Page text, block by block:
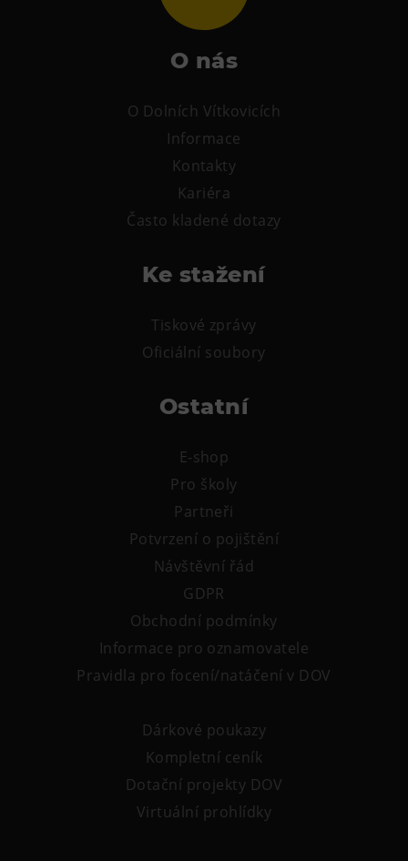
O nás
O Dolních Vítkovicích
Informace
Kontakty
Kariéra
Často kladené dotazy
Ke stažení
Tiskové zprávy
Oficiální soubory
Ostatní
E-shop
Pro školy
Partneři
Potvrzení o pojištění
Návštěvní řád
GDPR
Obchodní podmínky
Informace pro oznamovatele
Pravidla pro focení/natáčení v DOV
Dárkové poukazy
Kompletní ceník
Dotační projekty DOV
Virtuální prohlídky